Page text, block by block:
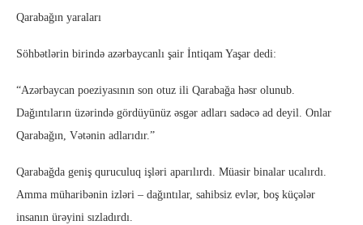
Qarabağın yaraları
Söhbətlərin birində azərbaycanlı şair İntiqam Yaşar dedi:
“Azərbaycan poeziyasının son otuz ili Qarabağa həsr olunub.
Dağıntıların üzərində gördüyünüz əsgər adları sadəcə ad deyil. Onlar
Qarabağın, Vətənin adlarıdır.”
Qarabağda geniş quruculuq işləri aparılırdı. Müasir binalar ucalırdı.
Amma müharibənin izləri – dağıntılar, sahibsiz evlər, boş küçələr
insanın ürəyini sızladırdı.